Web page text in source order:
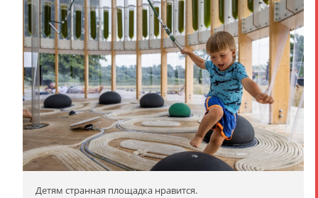
Детям странная площадка нравится.